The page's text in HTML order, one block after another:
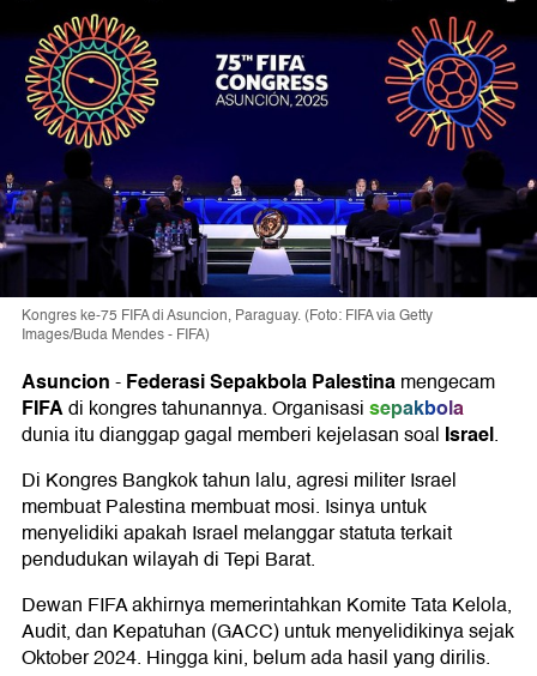
Kongres ke-75 FIFA di Asuncion, Paraguay. (Foto: FIFA via Getty
Images/Buda Mendes - FIFA)
Asuncion-Federasi Sepakbola Palestinamengecam
FIFAdi kongres tahunannya. Organisasisepakbola
dunia itu dianggap gagal memberi kejelasan soal Israel.
Di Kongres Bangkok tahun lalu, agresi militer Israel
membuat Palestina membuat mosi. Isinya untuk
menyelidiki apakah Israel melanggar statuta terkait
pendudukan wilayah di Tepi Barat.
Dewan FIFA akhirnya memerintahkan Komite Tata Kelola,
Audit, dan Kepatuhan (GACC) untuk menyelidikinya sejak
Oktober 2024. Hingga kini, belum ada hasil yang dirilis.